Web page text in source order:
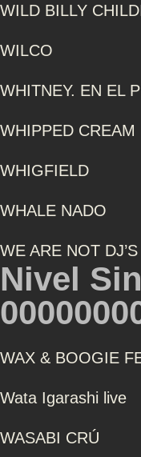
WILD BILLY
WILCO
WHITNEY. EN EL
WHIPPED CREAM
WHIGFIELD
WHALE NADO
WE ARE NOT DJ’S
Nivel
WAX & BOOGIE
Wata Igarashi live
WASABI CRÚ